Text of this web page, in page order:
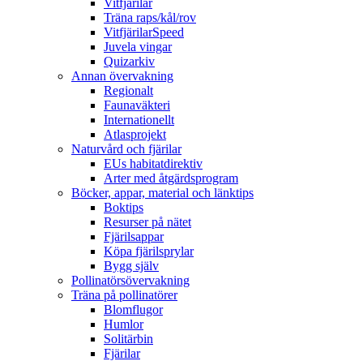
Träna raps/kål/rov
VitfjärilarSpeed
Juvela vingar
Quizarkiv
Annan övervakning
Regionalt
Faunaväkteri
Internationellt
Atlasprojekt
Naturvård och fjärilar
EUs habitatdirektiv
Arter med åtgärdsprogram
Böcker, appar, material och länktips
Boktips
Resurser på nätet
Fjärilsappar
Köpa fjärilsprylar
Bygg själv
Pollinatörsövervakning
Träna på pollinatörer
Blomflugor
Humlor
Solitärbin
Fjärilar